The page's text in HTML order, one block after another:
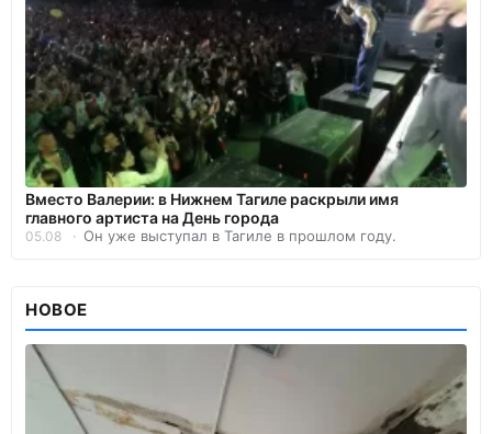
Вместо Валерии: в Нижнем Тагиле раскрыли имя
главного артиста на День города
05.08 Он уже выступал в Тагиле в прошлом году.
НОВОЕ